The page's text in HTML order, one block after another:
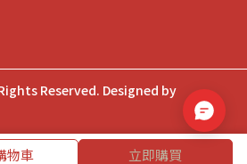
加入購物車
物車 立即購買
Reserved. Designed by